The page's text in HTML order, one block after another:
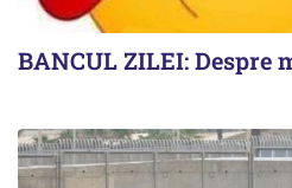
BANCUL ZILEI: Despre